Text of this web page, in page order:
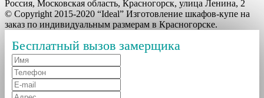
Россия, Московская область, Красногорск, улица Ленина, 2
© Copyright 2015-2020 “Ideal” Изготовление шкафов-купе на
заказ по индивидуальным размерам в Красногорске.
Бесплатный вызов замерщика